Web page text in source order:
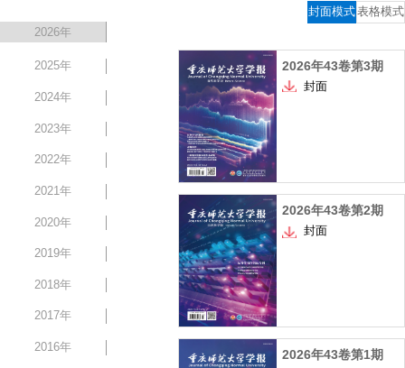
2026年
2025年
2024年
2023年
2022年
2021年
2020年
2019年
2018年
2017年
2016年
封面模式表格模式
2026年43卷第3期
封面
2026年43卷第2期
封面
2026年43卷第1期